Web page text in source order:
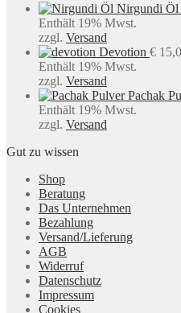
Nirgundi Öl
Enthält 19% Mwst.
zzgl. Versand
Devotion €
Enthält 19% Mwst.
zzgl. Versand
Pachak
Enthält 19% Mwst.
zzgl. Versand
Gut zu wissen
Shop
Beratung
Das Unternehmen
Bezahlung
Versand/Lieferung
AGB
Widerruf
Datenschutz
Impressum
Cookies